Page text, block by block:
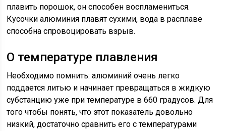
плавить порошок, он способен воспламениться.
Кусочки алюминия плавят сухими, вода в расплаве
способна спровоцировать взрыв.
О температуре плавления
Необходимо помнить: алюминий очень легко
поддается литью и начинает превращаться в жидкую
субстанцию уже при температуре в 660 градусов. Для
того чтобы понять, что этот показатель довольно
низкий, достаточно сравнить его с температурами